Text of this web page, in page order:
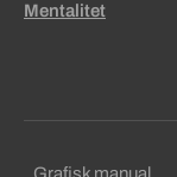
Mentalitet
Sekundära